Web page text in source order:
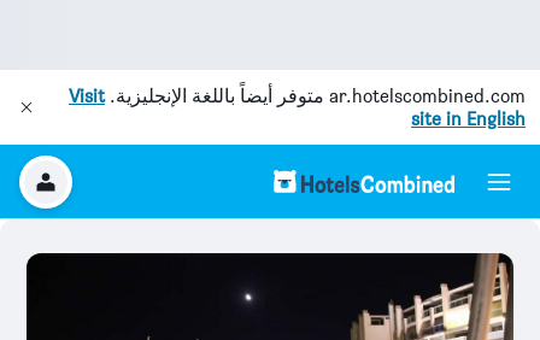
ar.hotelscombined.com متوفر أيضاً باللغة الإنجليزية.Visit
site in English